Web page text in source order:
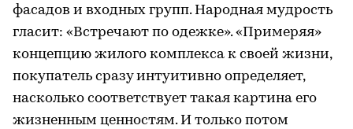
фасадов и входных групп. Народная мудрость
гласит: «Встречают по одежке». «Примеряя»
концепцию жилого комплекса к своей жизни,
покупатель сразу интуитивно определяет,
насколько соответствует такая картина его
жизненным ценностям. И только потом